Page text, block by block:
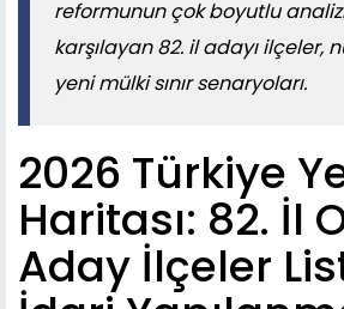
reformunun çok boyutlu
karşılayan 82. il adayı ilçeler,
yeni mülki sınır senaryoları.
2026 Türkiye
Haritası: 82. İl
Aday İlçeler